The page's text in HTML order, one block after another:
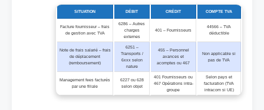
SITUATION DÉBIT CRÉDIT COMPTE TVA
Facture fournisseur – frais
de gestion avec TVA
6286 – Autres
charges
externes
401 – Fournisseurs
44566 – TVA
déductible
Note de frais salarié – frais
de déplacement
(remboursement)
6251 –
Transports /
6xxx selon
nature
455 – Personnel
avances et
acomptes ou 467
Non applicable si
pas de TVA
Management fees facturés
par une filiale
6227 ou 628
selon objet
401 Fournisseurs ou
467 Opérations intra-
groupe
Selon pays et
facturation (TVA
intracom si UE)